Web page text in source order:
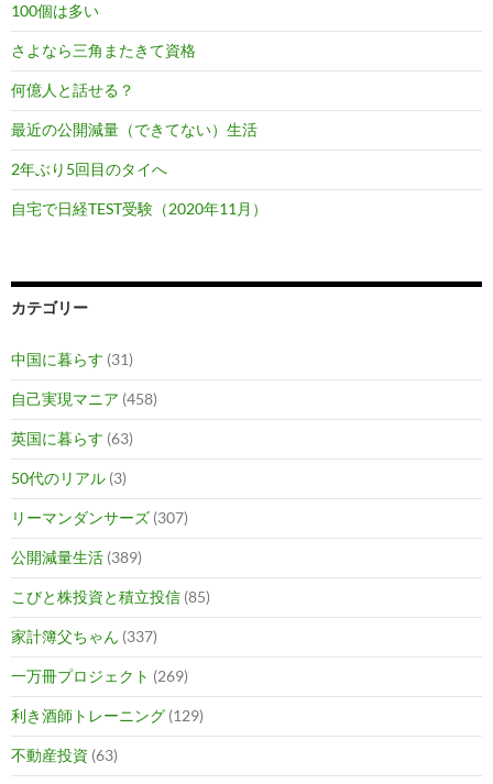
100個は多い
さよなら三角またきて資格
何億人と話せる？
最近の公開減量（できてない）生活
2年ぶり5回目のタイへ
自宅で日経TEST受験（2020年11月）
カテゴリー
中国に暮らす (31)
自己実現マニア (458)
英国に暮らす (63)
50代のリアル (3)
リーマンダンサーズ (307)
公開減量生活 (389)
こびと株投資と積立投信 (85)
家計簿父ちゃん (337)
一万冊プロジェクト (269)
利き酒師トレーニング (129)
不動産投資 (63)